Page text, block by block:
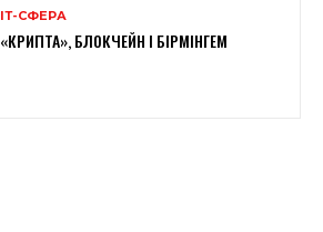
ІТ-СФЕРА
«КРИПТА», БЛОКЧЕЙН І БІРМІНГЕМ